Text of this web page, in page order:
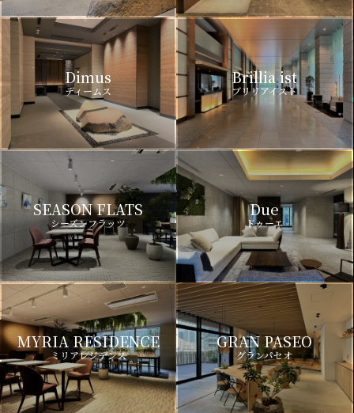
Dimus
ディームス
Brillia ist
ブリリアイスト
SEASON FLATS
シーズンフラッツ
Due
ドゥーエ
MYRIA RESIDENCE
ミリアレジデンス
GRAN PASEO
グランパセオ